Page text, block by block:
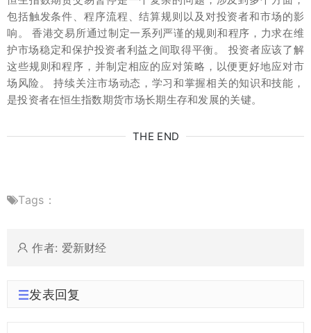
包括触发条件、程序流程、结算规则以及对投资者和市场的影
响。 香港交易所通过制定一系列严谨的规则和程序，力求在维
护市场稳定和保护投资者利益之间取得平衡。 投资者应该了解
这些规则和程序，并制定相应的应对策略，以便更好地应对市
场风险。 持续关注市场动态，学习和掌握相关的知识和技能，
是投资者在恒生指数期货市场长期生存和发展的关键。
THE END
Tags：
作者: 爱新财经
发表回复